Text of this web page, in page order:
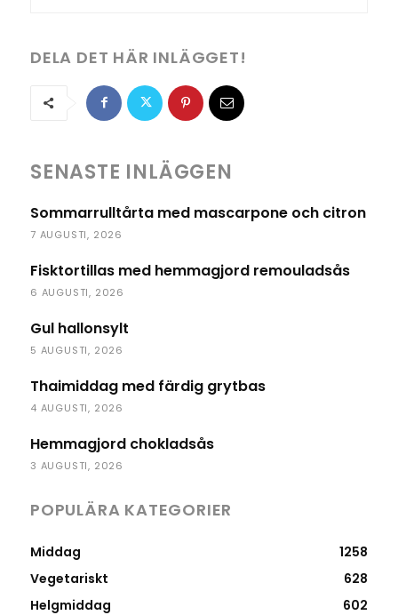
DELA DET HÄR INLÄGGET!
SENASTE INLÄGGEN
Sommarrulltårta med mascarpone och citron
7 AUGUSTI, 2026
Fisktortillas med hemmagjord remouladsås
6 AUGUSTI, 2026
Gul hallonsylt
5 AUGUSTI, 2026
Thaimiddag med färdig grytbas
4 AUGUSTI, 2026
Hemmagjord chokladsås
3 AUGUSTI, 2026
POPULÄRA KATEGORIER
Middag
1258
Vegetariskt
628
Helgmiddag
602